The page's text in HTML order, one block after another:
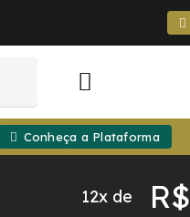
Conheça a Plataforma
12x de R$